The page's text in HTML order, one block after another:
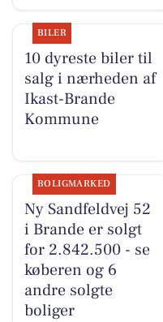
BILER
10 dyreste biler til
salg i nærheden af
Ikast-Brande
Kommune
BOLIGMARKED
Ny Sandfeldvej 52
i Brande er solgt
for 2.842.500 - se
køberen og 6
andre solgte
boliger